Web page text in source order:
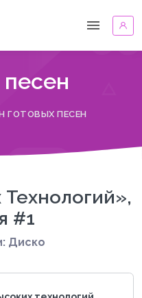
ГОТОВЫХ ПЕСЕН
#1
Диско